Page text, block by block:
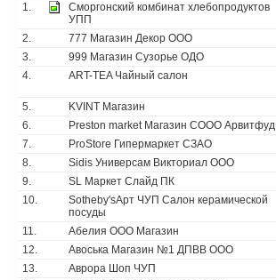
1.
Сморгонский комбинат хлебопродуктов
УПП
2. 777 Магазин Декор ООО
3.
999 Магазин Сузорье ОДО
4.
ART-TEA Чайный салон
5.
KVINT Магазин
6.
Preston market Магазин СООО Арвитфуд
7.
ProStore Гипермаркет СЗАО
8.
Sidis Универсам Викториал ООО
9.
SL Маркет Слайд ПК
10.
Sotheby'sАрт ЧУП Салон керамической
посуды
11. Абелия ООО Магазин
12.
Авоська Магазин №1 ДПВВ ООО
13.
Аврора Шоп ЧУП